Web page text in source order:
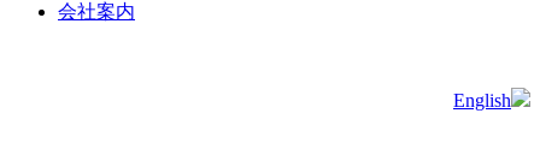
会社案内
English